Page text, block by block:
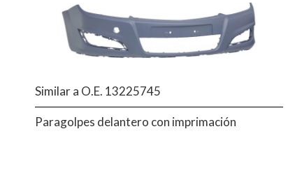
Similar a O.E. 13225745
Paragolpes delantero con imprimación